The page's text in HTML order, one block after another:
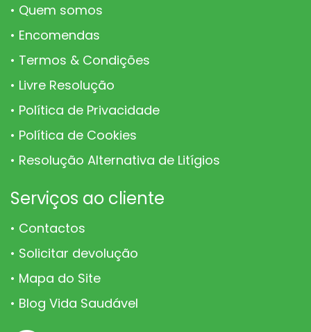
Quem somos
Encomendas
Termos & Condições
Livre Resolução
Política de Privacidade
Política de Cookies
Resolução Alternativa de Litígios
Serviços ao cliente
Contactos
Solicitar devolução
Mapa do Site
Blog Vida Saudável